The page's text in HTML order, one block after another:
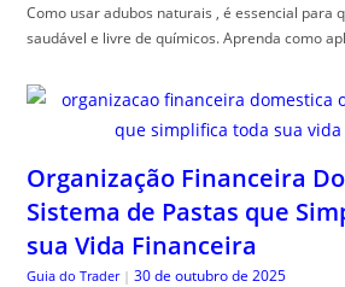
Como usar adubos naturais , é essencial para
saudável e livre de químicos. Aprenda como
Organização Financeira
Sistema de Pastas que
sua Vida Financeira
Guia do Trader | 30 de outubro de 2025